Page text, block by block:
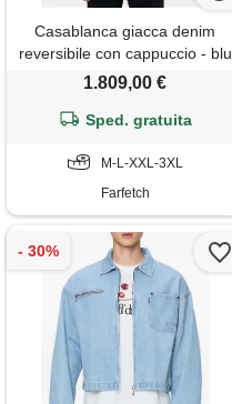
Casablanca giacca denim
reversibile con cappuccio - blu
1.809,00 €
Sped. gratuita
M-L-XXL-3XL
Farfetch